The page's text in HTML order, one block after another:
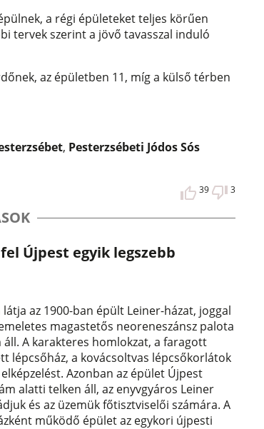
a régi épületeket teljes körűen
tervek szerint a jövő tavasszal induló
az épületben 11, míg a külső térben
, Pesterzsébeti Jódos Sós
39 3
Újpest egyik legszebb
az 1900-ban épült Leiner-házat, joggal
magastetős neoreneszánsz palota
A karakteres homlokzat, a faragott
lépcsőház, a kovácsoltvas lépcsőkorlátok
Azonban az épület Újpest
alatti telken áll, az enyvgyáros Leiner
és az üzemük főtisztviselői számára. A
működő épület az egykori újpesti